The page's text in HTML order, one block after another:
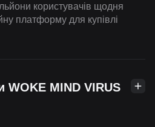
користувачів щодня
платформу для купівлі
WOKE MIND VIRUS